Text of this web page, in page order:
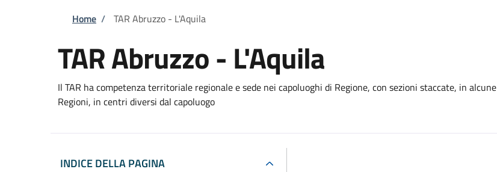
Briciole di pane
Home / TAR Abruzzo - L'Aquila
TAR Abruzzo - L'Aquila
Il TAR ha competenza territoriale regionale e sede nei capoluoghi di Regione, con sezioni staccate, in alcune
Regioni, in centri diversi dal capoluogo
INDICE DELLA PAGINA